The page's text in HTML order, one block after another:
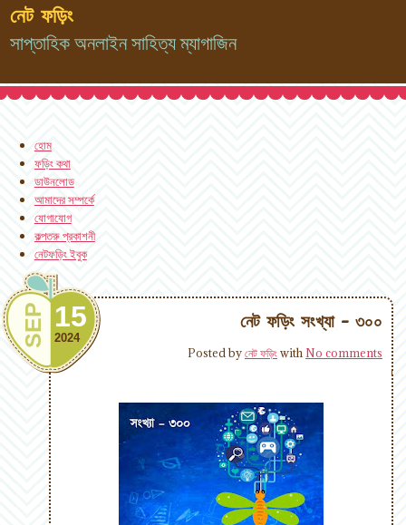
নেট ফড়িং
সাপ্তাহিক অনলাইন সাহিত্য ম্যাগাজিন
হোম
ফড়িং কথা
ডাউনলোড
আমাদের সম্পর্কে
যোগাযোগ
কল্পতরু প্রকাশনী
নেটফড়িং ইবুক
নেট ফড়িং সংখ্যা - ৩০০
SEP 15
2024
Posted byনেট ফড়িং withNo comments